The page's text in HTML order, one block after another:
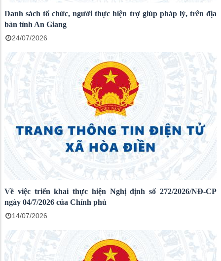
Danh sách tổ chức, người thực hiện trợ giúp pháp lý, trên địa
bàn tỉnh An Giang
24/07/2026
Về việc triển khai thực hiện Nghị định số 272/2026/NĐ-CP
ngày 04/7/2026 của Chính phủ
14/07/2026